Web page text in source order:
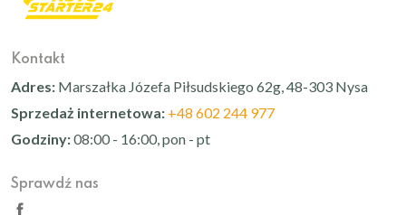
Kontakt
Adres: Marszałka Józefa Piłsudskiego 62g, 48-303 Nysa
Sprzedaż internetowa: +48 602 244 977
Godziny:08:00 - 16:00, pon - pt
Sprawdź nas